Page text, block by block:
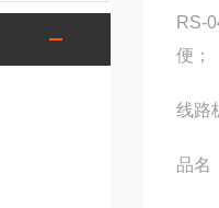
RS-
便；
线路
品名